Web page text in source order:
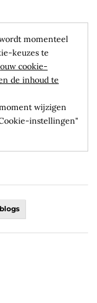
momenteel
keuzes te
cookie-
de inhoud te
wijzigen
instellingen"